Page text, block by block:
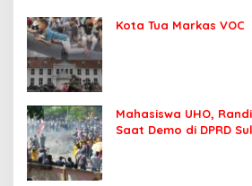
Kota Tua Markas VOC
Mahasiswa UHO,
Saat Demo di DPRD